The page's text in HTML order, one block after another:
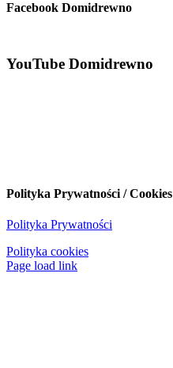
Facebook Domidrewno
YouTube Domidrewno
Polityka Prywatności / Cookies
Polityka Prywatności
Polityka cookies
Page load link